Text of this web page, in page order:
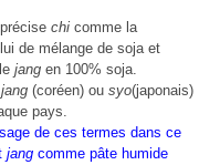
chi comme la
de mélange de soja et
jang en 100% soja.
jang (coréen) ou syo(japonais)
pays.
de ces termes dans ce
jang comme pâte humide